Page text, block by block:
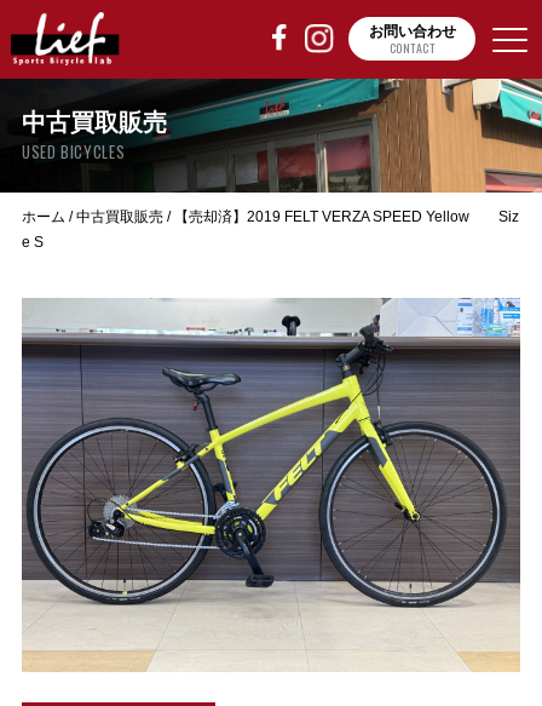
お問い合わせ
CONTACT
中古買取販売
USED BICYCLES
ホーム /中古買取販売/
【売却済】2019 FELT VERZA SPEED Yellow Siz
e S